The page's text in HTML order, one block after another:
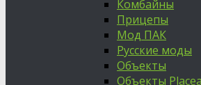
Комбайны
Прицепы
Мод ПАК
Русские моды
Объекты
Объекты